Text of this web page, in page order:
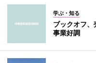
学ぶ・知る
ブックオフ
事業好調